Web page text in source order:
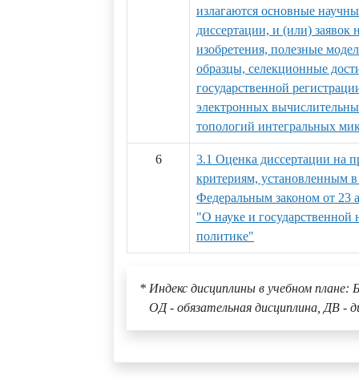
излагаются основные
диссертации, и (или) заявок
изобретения, полезные
образцы, селекционные
государственной
электронных
топологий интегральных
6
3.1 Оценка диссертации на
критериям, установленным в
Федеральным законом от 23
"О науке и государственной
политике"
* Индекс дисциплины в учебном плане:
ОД - обязательная дисциплина, ДВ -